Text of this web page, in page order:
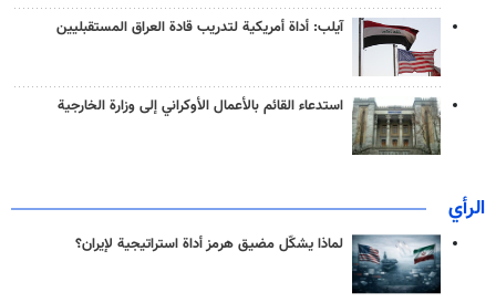
آيلب: أداة أمريكية لتدريب قادة العراق المستقبليين
استدعاء القائم بالأعمال الأوكراني إلى وزارة الخارجية
الرأي
لماذا يشكّل مضيق هرمز أداة استراتيجية لإيران؟